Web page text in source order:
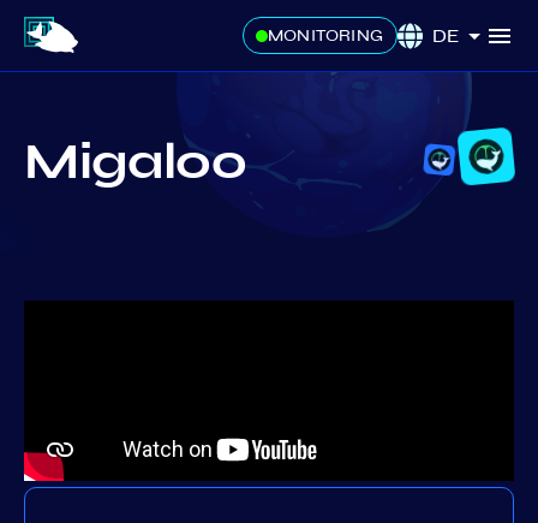
MONITORING DE
Migaloo